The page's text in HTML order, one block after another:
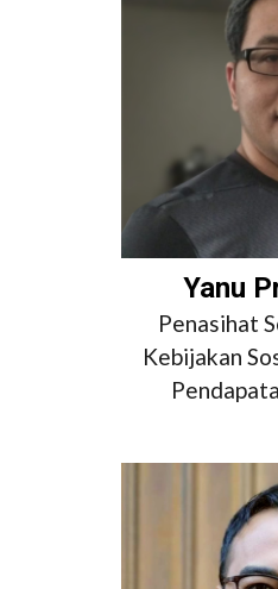
Yanu
Penasihat
Kebijakan